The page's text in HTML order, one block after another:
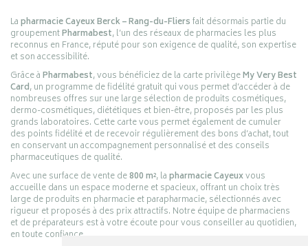
Lapharmacie Cayeux Berck – Rang-du-Fliersfait désormais partie du
groupementPharmabest, l’un des réseaux de pharmacies les plus
reconnus en France, réputé pour son exigence de qualité, son expertise
et son accessibilité.
Grâce àPharmabest, vous bénéficiez de la carte privilègeMy Very Best
Card, un programme de fidélité gratuit qui vous permet d’accéder à de
nombreuses offres sur une large sélection de produits cosmétiques,
dermo-cosmétiques, diététiques et bien-être, proposés par les plus
grands laboratoires. Cette carte vous permet également de cumuler
des points fidélité et de recevoir régulièrement des bons d’achat, tout
en conservant un accompagnement personnalisé et des conseils
pharmaceutiques de qualité.
Avec une surface de vente de800 m², lapharmacie Cayeuxvous
accueille dans un espace moderne et spacieux, offrant un choix très
large de produits en pharmacie et parapharmacie, sélectionnés avec
rigueur et proposés à des prix attractifs. Notre équipe de pharmaciens
et de préparateurs est à votre écoute pour vous conseiller au quotidien,
en toute confiance.